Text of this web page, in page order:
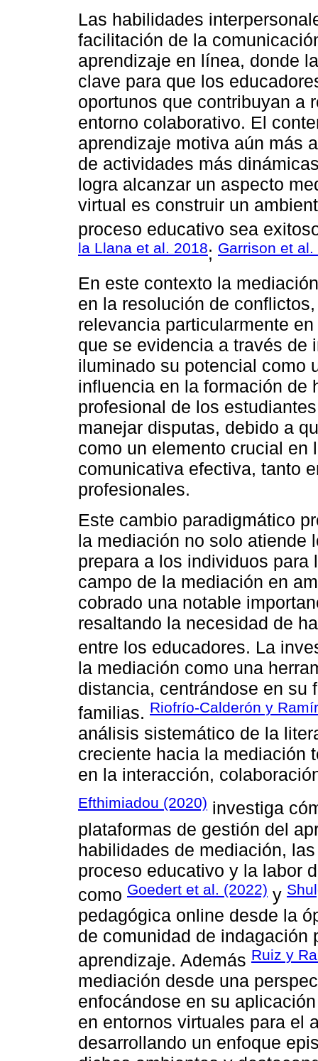
Las habilidades
facilitación de la
aprendizaje en línea, donde
clave para que los
oportunos que contribuyan a
entorno colaborativo. El
aprendizaje motiva aún más
de actividades más
logra alcanzar un aspecto
virtual es construir un
proceso educativo sea
la Llana et al. 2018; Garrison et al.
En este contexto la
en la resolución de
relevancia particularmente
que se evidencia a través de
iluminado su potencial como
influencia en la formación de
profesional de los
manejar disputas, debido a
como un elemento crucial en
comunicativa efectiva, tanto
profesionales.
Este cambio paradigmático
la mediación no solo atiende
prepara a los individuos
campo de la mediación en
cobrado una notable
resaltando la necesidad de
entre los educadores. La
la mediación como una
distancia, centrándose en su
familias. Riofrío-Calderón y
análisis sistemático de la
creciente hacia la mediación
en la interacción,
Efthimiadou (2020) investiga
plataformas de gestión del
habilidades de mediación,
proceso educativo y la labor
como Goedert et al. (2022) y
pedagógica online desde la
de comunidad de indagación
aprendizaje. Además Ruiz y
mediación desde una
enfocándose en su
en entornos virtuales para el
desarrollando un enfoque